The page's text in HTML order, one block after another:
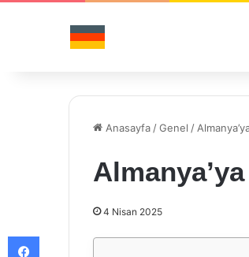
Anasayfa /Genel /
4 Nisan 2025
Facebook